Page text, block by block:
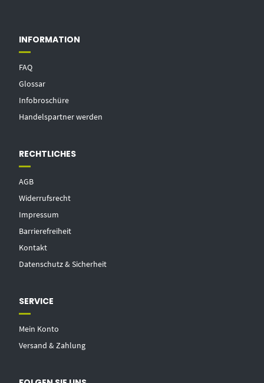
INFORMATION
FAQ
Glossar
Infobroschüre
Handelspartner werden
RECHTLICHES
AGB
Widerrufsrecht
Impressum
Barrierefreiheit
Kontakt
Datenschutz & Sicherheit
SERVICE
Mein Konto
Versand & Zahlung